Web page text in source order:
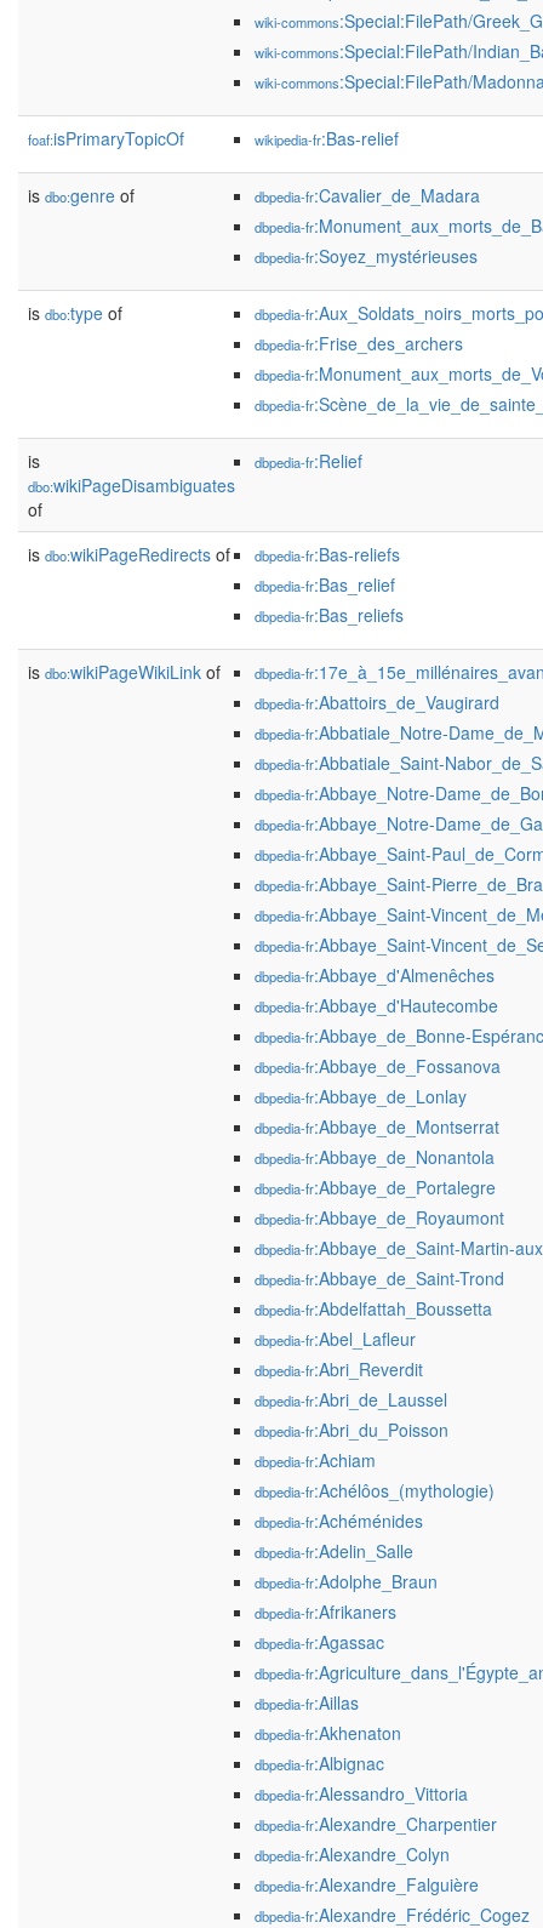
wiki-commons:Special:FilePath/
wiki-commons:Special:FilePath/
wiki-commons:Special:FilePath/
foaf:isPrimaryTopicOf wikipedia-fr:Bas-relief
is dbo:genre of dbpedia-fr:Cavalier_de_Madara
dbpedia-fr
dbpedia-fr:Soyez_mystérieuses
is dbo:type of dbpedia-fr
dbpedia-fr:Frise_des_archers
dbpedia-fr
dbpedia-fr
is
dbo:wikiPageDisambiguates
of
dbpedia-fr:Relief
is dbo:wikiPageRedirects of dbpedia-fr:Bas-reliefs
dbpedia-fr:Bas_relief
dbpedia-fr:Bas_reliefs
is dbo:wikiPageWikiLink of dbpedia-fr
dbpedia-fr:Abattoirs_de_Vaugirard
dbpedia-fr:Abbatiale_Notre-
dbpedia-fr:Abbatiale_Saint-
dbpedia-fr:Abbaye_Notre-
dbpedia-fr:Abbaye_Notre-
dbpedia-fr:Abbaye_Saint-
dbpedia-fr:Abbaye_Saint-
dbpedia-fr:Abbaye_Saint-
dbpedia-fr:Abbaye_Saint-
dbpedia-fr:Abbaye_d'Almenêches
dbpedia-fr:Abbaye_d'Hautecombe
dbpedia-fr:Abbaye_de_Bonne-
dbpedia-fr:Abbaye_de_Fossanova
dbpedia-fr:Abbaye_de_Lonlay
dbpedia-fr:Abbaye_de_Montserrat
dbpedia-fr:Abbaye_de_Nonantola
dbpedia-fr:Abbaye_de_Portalegre
dbpedia-fr:Abbaye_de_Royaumont
dbpedia-fr:Abbaye_de_Saint-Martin-
dbpedia-fr:Abbaye_de_Saint-Trond
dbpedia-fr:Abdelfattah_Boussetta
dbpedia-fr:Abel_Lafleur
dbpedia-fr:Abri_Reverdit
dbpedia-fr:Abri_de_Laussel
dbpedia-fr:Abri_du_Poisson
dbpedia-fr:Achiam
dbpedia-fr:Achélôos_(mythologie)
dbpedia-fr:Achéménides
dbpedia-fr:Adelin_Salle
dbpedia-fr:Adolphe_Braun
dbpedia-fr:Afrikaners
dbpedia-fr:Agassac
dbpedia-fr
dbpedia-fr:Aillas
dbpedia-fr:Akhenaton
dbpedia-fr:Albignac
dbpedia-fr:Alessandro_Vittoria
dbpedia-fr:Alexandre_Charpentier
dbpedia-fr:Alexandre_Colyn
dbpedia-fr:Alexandre_Falguière
dbpedia-fr:Alexandre_Frédéric_Cogez